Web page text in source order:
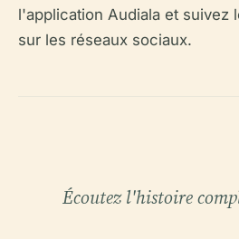
l'application Audiala et suivez
sur les réseaux sociaux.
Écoutez l'histoire